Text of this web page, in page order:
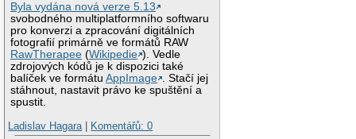
Byla vydána nová verze 5.13
svobodného multiplatformního softwaru
pro konverzi a zpracování digitálních
fotografií primárně ve formátů RAW
RawTherapee (Wikipedie ). Vedle
zdrojových kódů je k dispozici také
balíček ve formátuAppImage . Stačí jej
stáhnout, nastavit právo ke spuštění a
spustit.
Ladislav Hagara
Komentářů: 0